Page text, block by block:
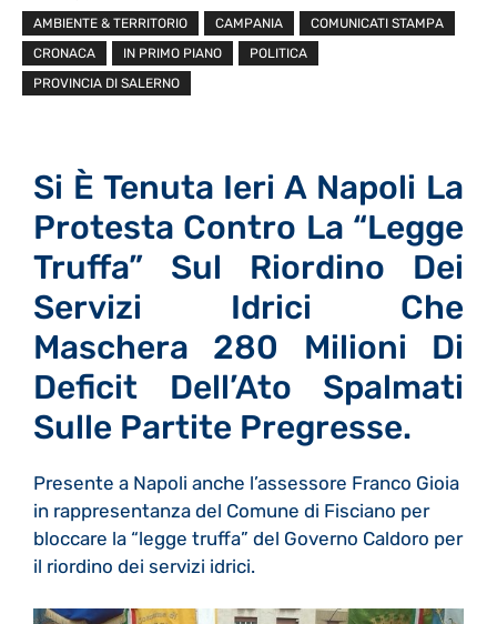
AMBIENTE & TERRITORIO CAMPANIA
COMUNICATI STAMPA
CRONACA
IN PRIMO PIANO
POLITICA
PROVINCIA DI SALERNO
Si È Tenuta Ieri A Napoli La
Protesta Contro La “legge
Truffa” Sul Riordino Dei
Servizi Idrici Che
Maschera 280 Milioni Di
Deficit Dell’Ato Spalmati
Sulle Partite Pregresse.
Presente a Napoli anche l’assessore Franco Gioia
in rappresentanza del Comune di Fisciano per
bloccare la “legge truffa” del Governo Caldoro per
il riordino dei servizi idrici.